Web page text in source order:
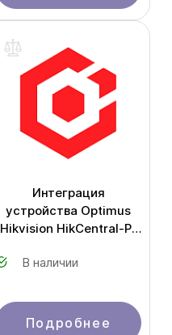
Интеграция
устройства Optimus
Hikvision HikCentral-P-
1Unit
В наличии
Подробнее